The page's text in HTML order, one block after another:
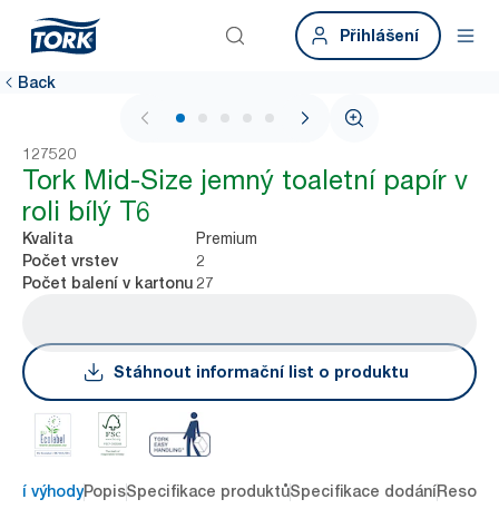
Přihlášení
Back
1 / 5
127520
Tork Mid-Size jemný toaletní papír v
roli bílý T6
Kvalita Premium
Počet vrstev 2
Počet balení v kartonu 27
Stáhnout informační list o produktu
výhodyPopisSpecifikace produktůSpecifikace dodání